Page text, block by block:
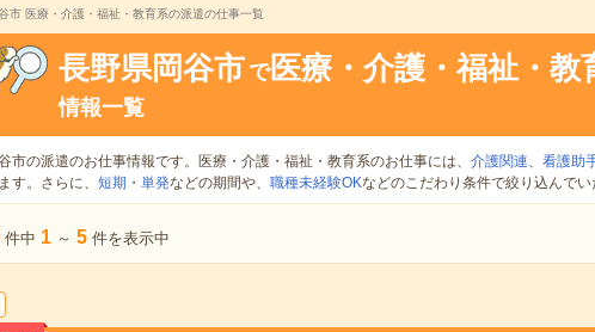
市 医療・介護・福祉・教育系の派遣の仕事一覧
長野県岡谷市 で医療・介護・福祉・教
情報一覧
市の派遣のお仕事情報です。医療・介護・福祉・教育系のお仕事には、 介護関連、 看護助
す。さらに、 短期 ・ 単発などの期間や、 職種未経験OKなどのこだわり条件で絞り込んでい
件中 1 ～ 5 件を表示中